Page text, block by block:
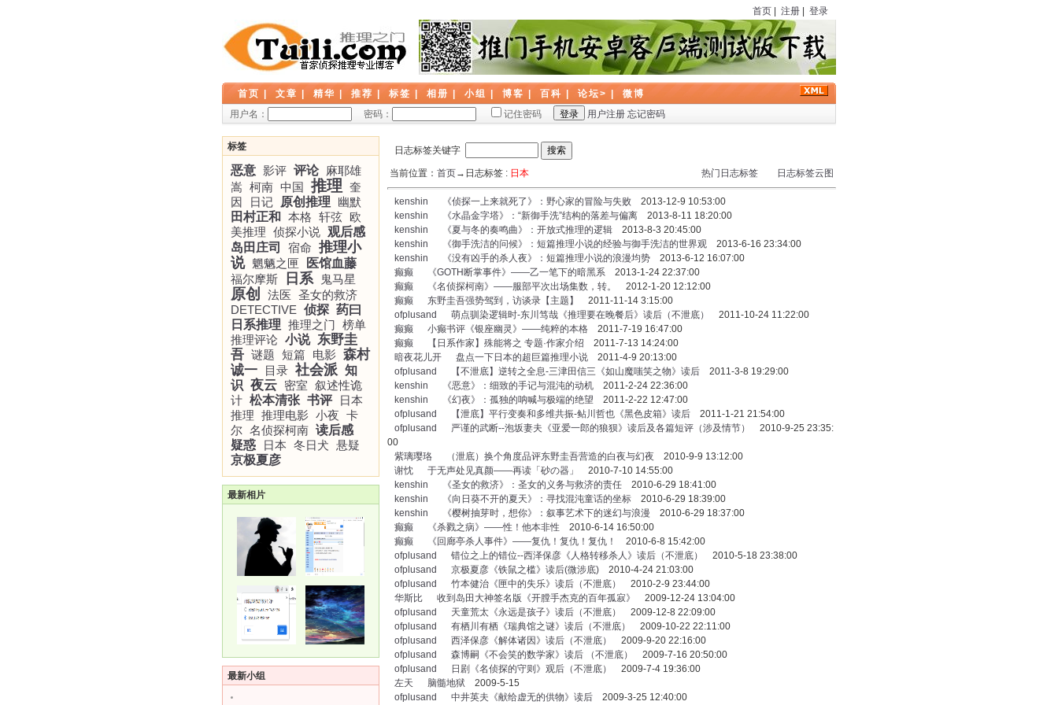
首页 注册 登录
首页 文章 精华 推荐 标签 相册 小组 博客 百科 论坛> | 微博
用户名：
密码： 记住密码 用户注册 忘记密码
标签
恶意 影评 评论 麻耶雄
嵩 柯南 中国 推理 奎
因
日记 原创推理
幽默
田村正和
本格 轩弦 欧
美推理 侦探小说 观后感
岛田庄司
宿命 推理小
说 魍魉之匣
医馆血藤
福尔摩斯
日系 鬼马星
原创 法医 圣女的救济
DETECTIVE 侦探 药曰
日系推理 推理之门 榜单
推理评论 小说 东野圭
吾 谜题 短篇 电影 森村
诚一
目录 社会派 知
识 夜云 密室 叙述性诡
计 松本清张 书评
日本
推理 推理电影 小夜 卡
尔 名侦探柯南 读后感
疑惑
日本 冬日犬 悬疑
京极夏彦
最新相片
最新小组
日志标签关键字
当前位置： 首页→日志标签 : 日本 热门日志标签 日志标签云图
kenshin 《侦探一上来就死了》：野心家的冒险与失败 2013-12-9 10:53:00
kenshin
《水晶金字塔》：“新御手洗”结构的落差与偏离 2013-8-11 18:20:00
kenshin
《夏与冬的奏鸣曲》：开放式推理的逻辑 2013-8-3 20:45:00
kenshin
《御手洗洁的问候》：短篇推理小说的经验与御手洗洁的世界观 2013-6-16 23:34:00
kenshin
《没有凶手的杀人夜》：短篇推理小说的浪漫均势 2013-6-12 16:07:00
癫癫
《GOTH断掌事件》——乙一笔下的暗黑系 2013-1-24 22:37:00
癫癫
《名侦探柯南》——服部平次出场集数，转。
2012-1-20 12:12:00
癫癫
东野圭吾强势驾到，访谈录【主题】
2011-11-14 3:15:00
ofplusand
萌点驯染逻辑时-东川笃哉《推理要在晚餐后》读后（不泄底）
2011-10-24 11:22:00
癫癫
小癫书评《银座幽灵》——纯粹的本格 2011-7-19 16:47:00
癫癫
【日系作家】殊能将之 专题·作家介绍 2011-7-13 14:24:00
暗夜花儿开
盘点一下日本的超巨篇推理小说 2011-4-9 20:13:00
ofplusand
【不泄底】逆转之全息-三津田信三《如山魔嗤笑之物》读后 2011-3-8 19:29:00
kenshin
《恶意》：细致的手记与混沌的动机 2011-2-24 22:36:00
kenshin
《幻夜》：孤独的呐喊与极端的绝望 2011-2-22 12:47:00
ofplusand
【泄底】平行变奏和多维共振-鲇川哲也《黑色皮箱》读后 2011-1-21 21:54:00
ofplusand
严谨的武断--泡坂妻夫《亚爱一郎的狼狈》读后及各篇短评（涉及情节）
2010-9-25 23:35:
00
紫璃璎珞
（泄底）换个角度品评东野圭吾营造的白夜与幻夜 2010-9-9 13:12:00
谢忱
于无声处见真颜——再读「砂の器」
2010-7-10 14:55:00
kenshin
《圣女的救济》：圣女的义务与救济的责任 2010-6-29 18:41:00
kenshin
《向日葵不开的夏天》：寻找混沌童话的坐标 2010-6-29 18:39:00
kenshin
《樱树抽芽时，想你》：叙事艺术下的迷幻与浪漫 2010-6-29 18:37:00
癫癫
《杀戮之病》——性！他本非性 2010-6-14 16:50:00
癫癫
《回廊亭杀人事件》——复仇！复仇！复仇！
2010-6-8 15:42:00
ofplusand
错位之上的错位--西泽保彦《人格转移杀人》读后（不泄底）
2010-5-18 23:38:00
ofplusand
京极夏彦《铁鼠之槛》读后(微涉底) 2010-4-24 21:03:00
ofplusand
竹本健治《匣中的失乐》读后（不泄底）
2010-2-9 23:44:00
华斯比
收到岛田大神签名版《开膛手杰克的百年孤寂》
2009-12-24 13:04:00
ofplusand
天童荒太《永远是孩子》读后（不泄底）
2009-12-8 22:09:00
ofplusand
有栖川有栖《瑞典馆之谜》读后（不泄底）
2009-10-22 22:11:00
ofplusand
西泽保彦《解体诸因》读后（不泄底）
2009-9-20 22:16:00
ofplusand
森博嗣《不会笑的数学家》读后 （不泄底）
2009-7-16 20:50:00
ofplusand
日剧《名侦探的守则》观后（不泄底）
2009-7-4 19:36:00
左天
脑髓地狱 2009-5-15
ofplusand
中井英夫《献给虚无的供物》读后 2009-3-25 12:40:00